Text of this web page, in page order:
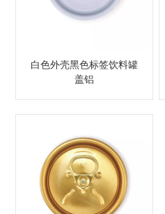
白色外壳黑色标签饮料罐
盖铝